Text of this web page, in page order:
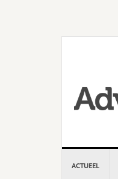
ACTUEEL